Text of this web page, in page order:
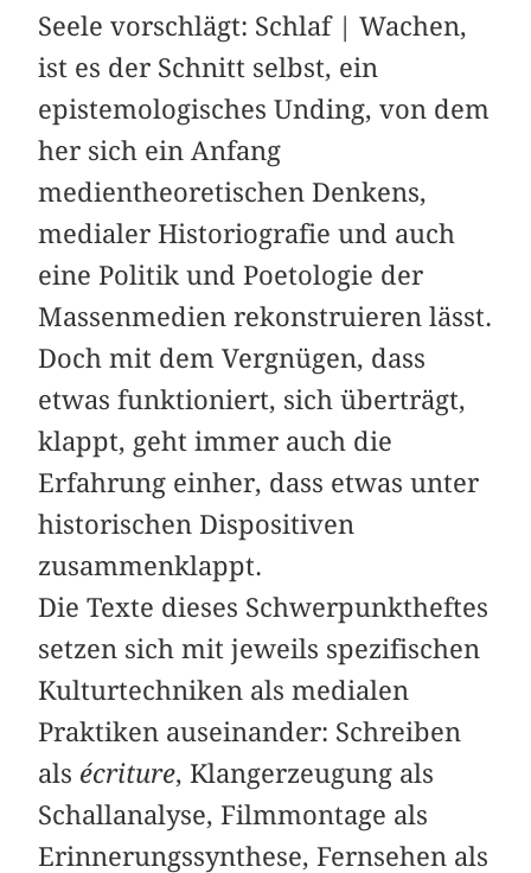
Seele vorschlägt: Schlaf | Wachen,
ist es der Schnitt selbst, ein
epistemologisches Unding, von dem
her sich ein Anfang
medientheoretischen Denkens,
medialer Historiografie und auch
eine Politik und Poetologie der
Massenmedien rekonstruieren lässt.
Doch mit dem Vergnügen, dass
etwas funktioniert, sich überträgt,
klappt, geht immer auch die
Erfahrung einher, dass etwas unter
historischen Dispositiven
zusammenklappt.
Die Texte dieses Schwerpunktheftes
setzen sich mit jeweils spezifischen
Kulturtechniken als medialen
Praktiken auseinander: Schreiben
als écriture, Klangerzeugung als
Schallanalyse, Filmmontage als
Erinnerungssynthese, Fernsehen als